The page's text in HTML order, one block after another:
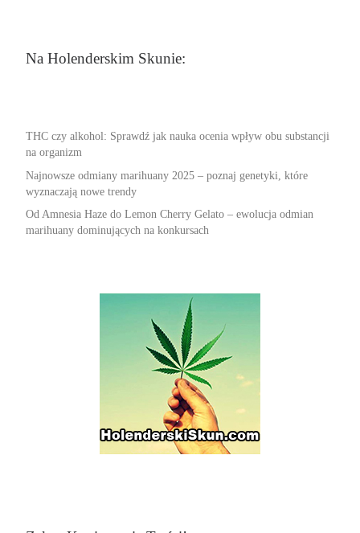
Na Holenderskim Skunie:
THC czy alkohol: Sprawdź jak nauka ocenia wpływ obu substancji
na organizm
Najnowsze odmiany marihuany 2025 – poznaj genetyki, które
wyznaczają nowe trendy
Od Amnesia Haze do Lemon Cherry Gelato – ewolucja odmian
marihuany dominujących na konkursach